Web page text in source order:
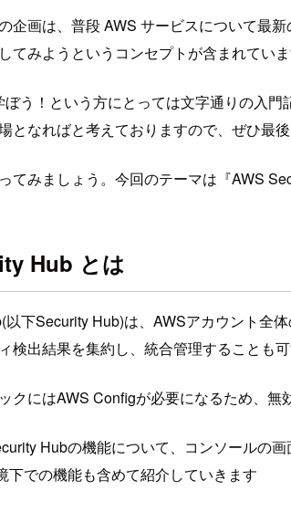
企画は、普段 AWS サービスについて最
てみようというコンセプトが含まれていま
う！という方にとっては文字通りの入
となればと考えておりますので、ぜひ最
てみましょう。今回のテーマは『AWS
Hub とは
以下Security Hub)は、AWSアカウント全
検出結果を集約し、統合管理することも可
クにはAWS Configが必要になるため、無
Hubの機能について、コンソールの
下での機能も含めて紹介していきます